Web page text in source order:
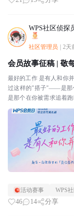
WPS社区侦探
社区管理员 2天
会员故事征稿 | 敬
最好的工作 是有人和你
过这样的"搭子"——是那
是那个在你被需求追着
有个公式错了，顺手帮你
活动赛事 WPS
46 14 分享